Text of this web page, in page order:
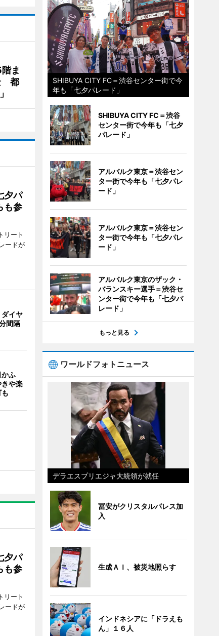
ま
都
夕パ
も参
リート
ードが
イヤ
間隔
ふ
や楽
夕パ
も参
リート
ードが
SHIBUYA CITY FC＝渋谷センター街で今
年も「七夕パレード」
SHIBUYA CITY FC＝渋谷
センター街で今年も「七夕
パレード」
アルバルク東京＝渋谷セン
ター街で今年も「七夕パレ
ード」
アルバルク東京＝渋谷セン
ター街で今年も「七夕パレ
ード」
アルバルク東京のザック・
バランスキー選手＝渋谷セ
ンター街で今年も「七夕パ
レード」
もっと見る
ワールドフォトニュース
デラエスプリエジャ大統領が就任
冨安がクリスタルパレス加
入
生成ＡＩ、被災地照らす
インドネシアに「ドラえも
ん」１６人